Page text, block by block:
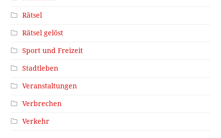
Rätsel
Rätsel gelöst
Sport und Freizeit
Stadtleben
Veranstaltungen
Verbrechen
Verkehr